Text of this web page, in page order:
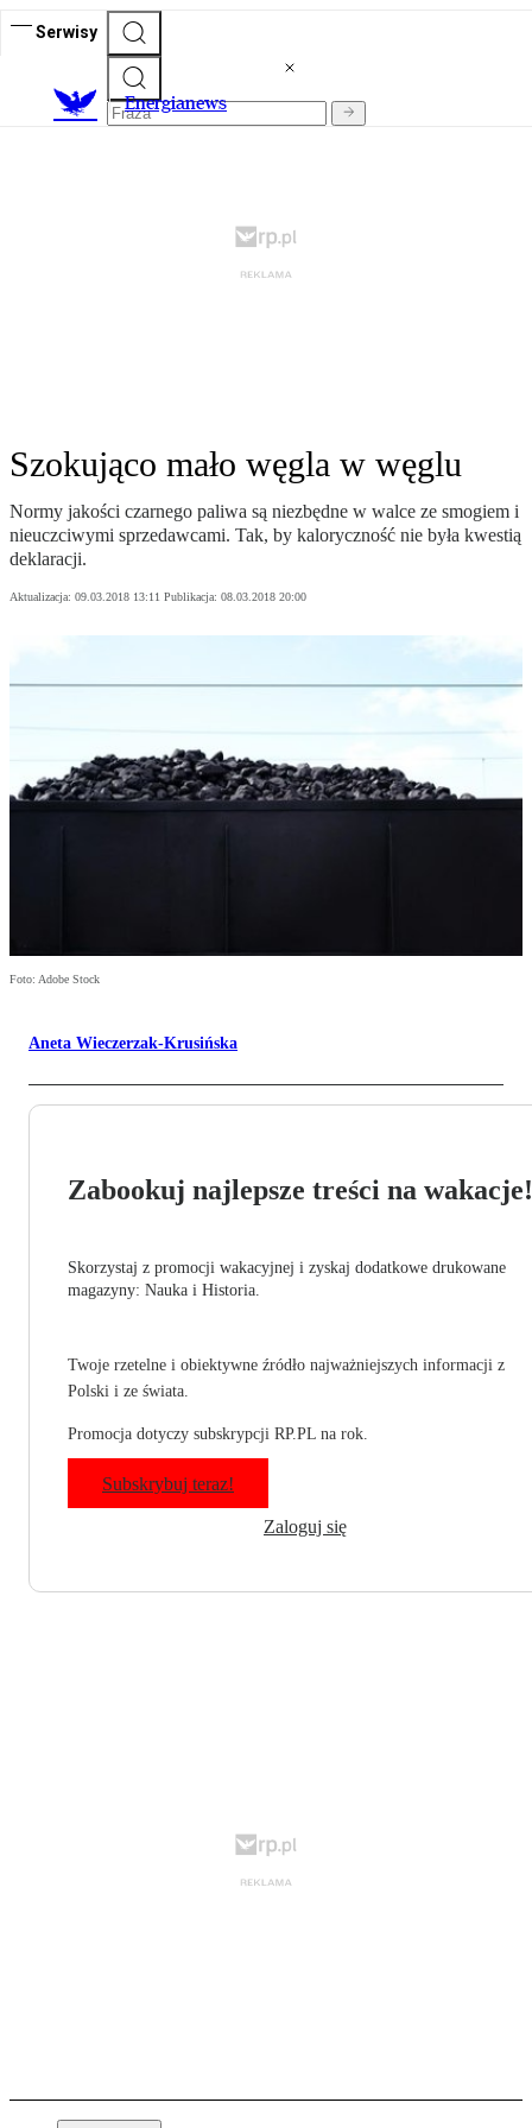
Serwisy
Energianews
Szokująco mało węgla w węglu
Normy jakości czarnego paliwa są niezbędne w walce ze smogiem i
nieuczciwymi sprzedawcami. Tak, by kaloryczność nie była kwestią
deklaracji.
Aktualizacja: 09.03.2018 13:11 Publikacja: 08.03.2018 20:00
Foto: Adobe Stock
Aneta Wieczerzak-Krusińska
Zabookuj najlepsze treści na wakacje!
Skorzystaj z promocji wakacyjnej i zyskaj dodatkowe drukowane
magazyny: Nauka i Historia.
Twoje rzetelne i obiektywne źródło najważniejszych informacji z
Polski i ze świata.
Promocja dotyczy subskrypcji RP.PL na rok.
Subskrybuj teraz!
Zaloguj się